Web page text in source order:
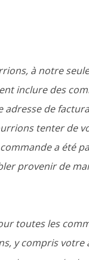
à notre
inclure des
adresse de
tenter de
a été
provenir de
toutes les
y compris votre